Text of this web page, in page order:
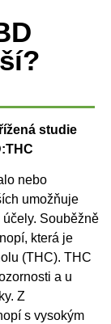
studie
nebo
umožňuje
Souběžně
která je
(THC). THC
a u
Z
s vysokým